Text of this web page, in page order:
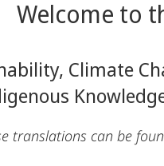
Welcome to
Climate
translations can be